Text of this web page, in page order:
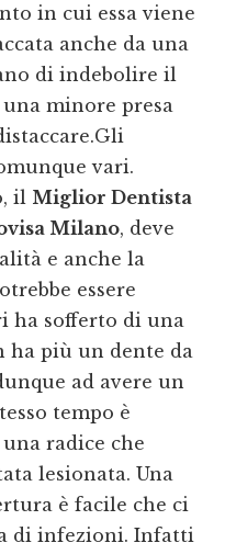
in cui essa viene
anche da una
di indebolire il
minore presa
vari.
il Miglior Dentista
Milano, deve
e anche la
essere
ha sofferto di una
ha più un dente da
ad avere un
tempo è
radice che
lesionata. Una
è facile che ci
di infezioni. Infatti